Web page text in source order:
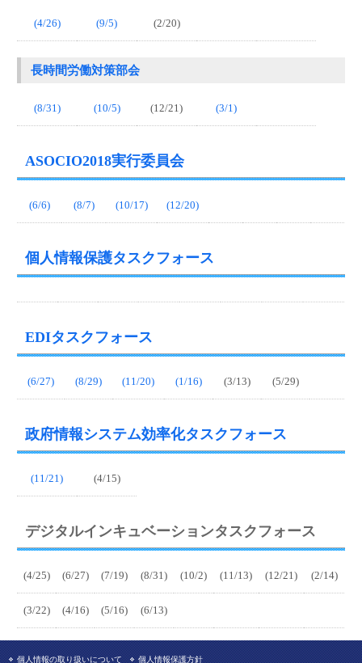
(4/26) (9/5) (2/20)
長時間労働対策部会
(8/31) (10/5) (12/21) (3/1)
ASOCIO2018実行委員会
(6/6) (8/7) (10/17) (12/20)
個人情報保護タスクフォース
EDIタスクフォース
(6/27) (8/29) (11/20) (1/16) (3/13) (5/29)
政府情報システム効率化タスクフォース
(11/21) (4/15)
デジタルインキュベーションタスクフォース
(4/25) (6/27) (7/19) (8/31) (10/2) (11/13) (12/21) (2/14)
(3/22) (4/16) (5/16) (6/13)
個人情報の取り扱いについて 個人情報保護方針